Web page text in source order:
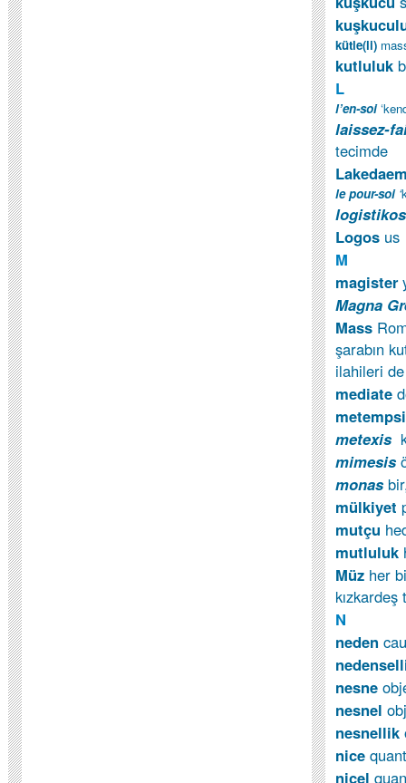
kuş
kütle(li)
kutluluk
L
l’en-soi
laissez-
tecimde
le pour-soi ‘
logistikos
Logos us
M
magister
Magna
Mass
şarabın
ilahileri
mediate
metexis
mimesis
monas
mülkiyet
mutçu
mutluluk
Müz her
N
neden
nesne
nesnel
nesnellik
nice
nicel